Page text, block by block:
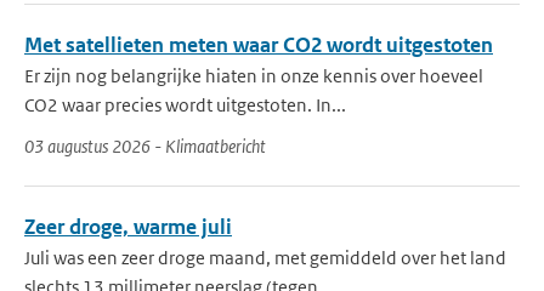
Met satellieten meten waar CO2 wordt uitgestoten
Er zijn nog belangrijke hiaten in onze kennis over hoeveel
CO2 waar precies wordt uitgestoten. In...
03 augustus 2026 - Klimaatbericht
Zeer droge, warme juli
Juli was een zeer droge maand, met gemiddeld over het land